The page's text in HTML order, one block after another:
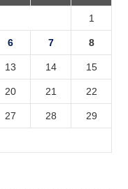
1
6 7 8
13 14 15
20 21 22
27 28 29